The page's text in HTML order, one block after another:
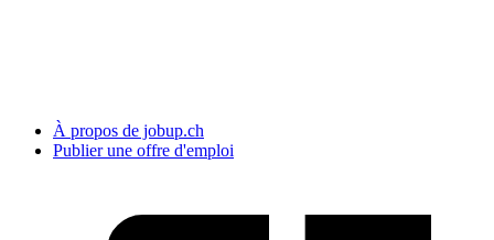
À propos de jobup.ch
Publier une offre d'emploi